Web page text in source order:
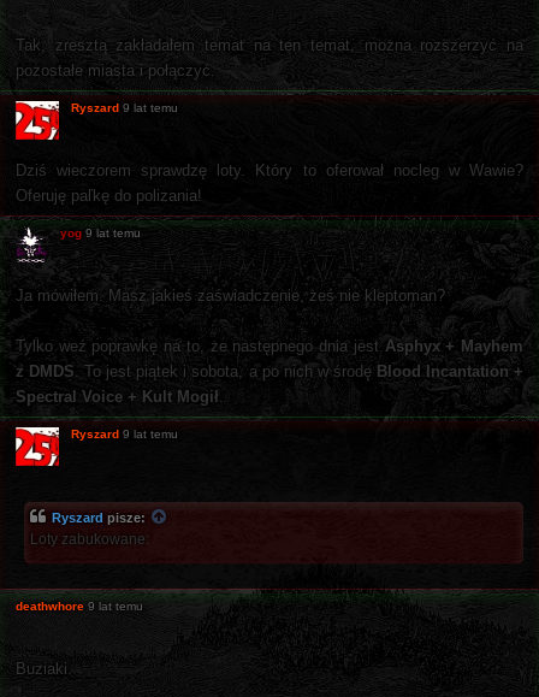
Tak, zresztą zakładałem temat na ten temat, można rozszerzyć na
pozostałe miasta i połączyć.
Ryszard 9 lat temu
Dziś wieczorem sprawdzę loty. Który to oferował nocleg w Wawie?
Oferuję paľkę do polizania!
yog 9 lat temu
Ja mówiłem. Masz jakieś zaświadczenie, żeś nie kleptoman?
Tylko weź poprawkę na to, że następnego dnia jest Asphyx + Mayhem
z DMDS. To jest piątek i sobota, a po nich w środę Blood Incantation +
Spectral Voice + Kult Mogił .
Ryszard 9 lat temu
Ryszard pisze:
Loty zabukowane:
deathwhore 9 lat temu
Buziaki.